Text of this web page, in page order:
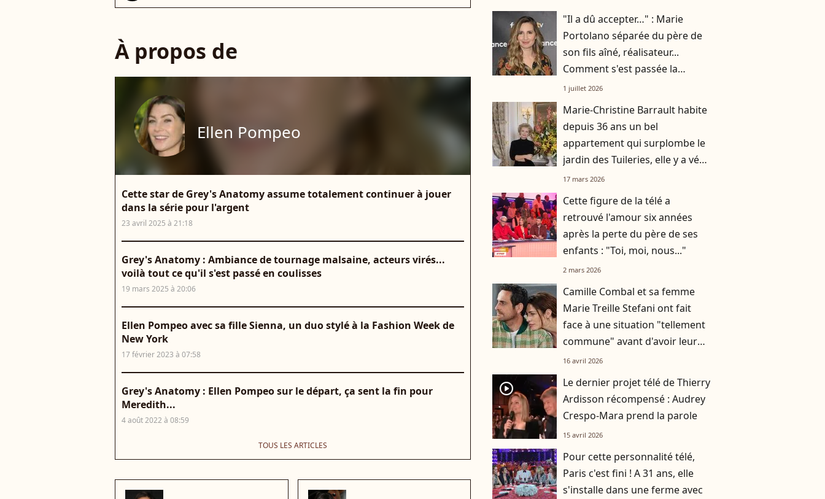
À propos de
Ellen Pompeo
Cette star de Grey's Anatomy assume totalement continuer à jouer
dans la série pour l'argent
23 avril 2025 à 21:18
Grey's Anatomy : Ambiance de tournage malsaine, acteurs virés...
voilà tout ce qu'il s'est passé en coulisses
19 mars 2025 à 20:06
Ellen Pompeo avec sa fille Sienna, un duo stylé à la Fashion Week de
New York
17 février 2023 à 07:58
Grey's Anatomy : Ellen Pompeo sur le départ, ça sent la fin pour
Meredith...
4 août 2022 à 08:59
TOUS LES ARTICLES
"Il a dû accepter…" : Marie
Portolano séparée du père de
son fils aîné, réalisateur...
Comment s'est passée la
rencontre avec son mari
1 juillet 2026
Marie-Christine Barrault habite
depuis 36 ans un bel
appartement qui surplombe le
jardin des Tuileries, elle y a vécu
avec son mari Roger Vadim
17 mars 2026
Cette figure de la télé a
retrouvé l'amour six années
après la perte du père de ses
enfants : "Toi, moi, nous..."
2 mars 2026
Camille Combal et sa femme
Marie Treille Stefani ont fait
face à une situation "tellement
commune" avant d'avoir leur
fils Pio
16 avril 2026
player2
Le dernier projet télé de Thierry
Ardisson récompensé : Audrey
Crespo-Mara prend la parole
15 avril 2026
Pour cette personnalité télé,
Paris c'est fini ! A 31 ans, elle
s'installe dans une ferme avec